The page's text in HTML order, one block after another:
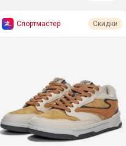
Спортмастер Скидки